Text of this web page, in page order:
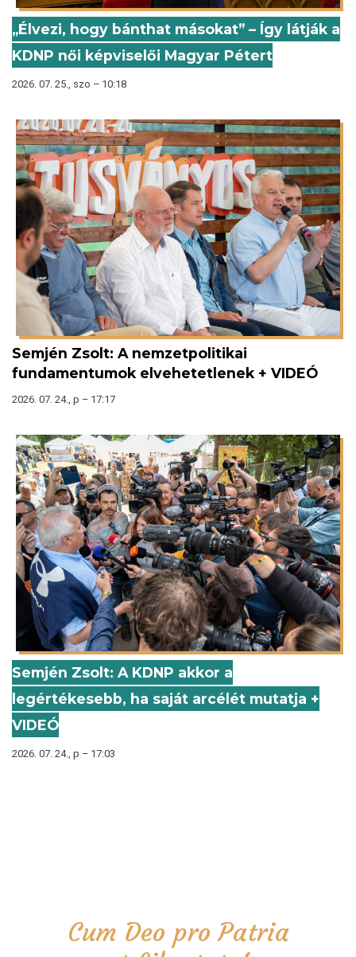
„Élvezi, hogy bánthat másokat” – Így látják a
KDNP női képviselői Magyar Pétert
2026. 07. 25., szo – 10:18
Semjén Zsolt: A nemzetpolitikai
fundamentumok elvehetetlenek + VIDEÓ
2026. 07. 24., p – 17:17
Semjén Zsolt: A KDNP akkor a
legértékesebb, ha saját arcélét mutatja +
VIDEÓ
2026. 07. 24., p – 17:03
Cum Deo pro Patria